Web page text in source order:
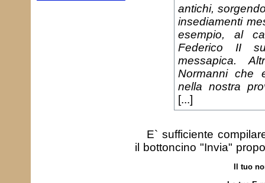
antichi,
insediamenti
esempio, al
Federico II
messapica.
Normanni che
nella nostra
[...]
E` sufficiente
il bottoncino "Invia"
Il tuo